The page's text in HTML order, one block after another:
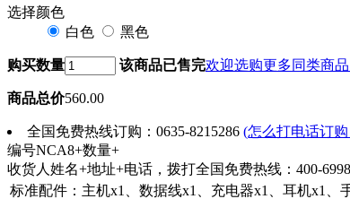
选择颜色
白色
黑色
购买数量 该商品已售完欢迎选购更多同类商
商品总价560.00
全国免费热线订购：0635-8215286 (怎么打电话订
编号NCA8+数量+
收货人姓名+地址+电话，拨打全国免费热线：400-
标准配件：主机x1、数据线x1、充电器x1、耳机x1、